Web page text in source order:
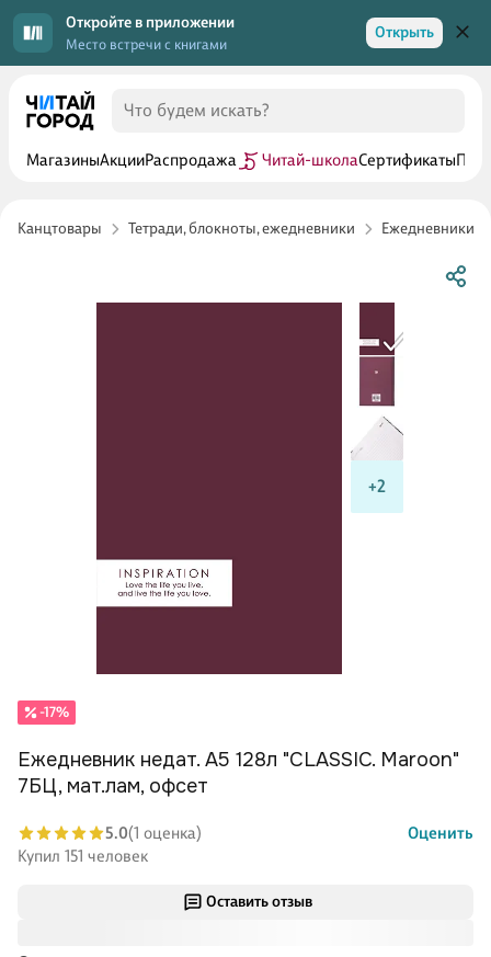
Откройте в приложении
Место встречи с книгами
Открыть
МагазиныАкцииРаспродажа Читай-школаСертификаты
Канцтовары Тетради, блокноты, ежедневники Ежедневники
+2
Оставить отзыв
-17%
Ежедневник недат. А5 128л "CLASSIC. Maroon"
7БЦ, мат.лам, офсет
5.0(1 оценка)
Оценить
Купил 151 человек